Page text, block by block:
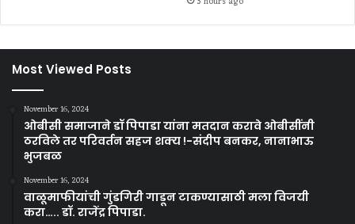
Most Viewed Posts
November 16, 2024
ओबीसी समाजाने डॉ पिपाडा यांना मतदान करावे ओबीसींनी
ठरविले तर परिवर्तन सहज शक्य !-संदीप बनकर, नानाभाऊ
भुजबळ
November 16, 2024
वाळूमाफीयांची गुंडगिरी गाडून टाकण्यासाठी मला विजयी
करा….. डॉ. राजेंद्र पिपाडा.